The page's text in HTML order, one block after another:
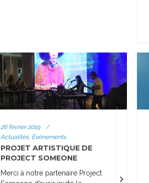
26 février 2019
/
Actualités, Événements
PROJET ARTISTIQUE DE
PROJECT SOMEONE
Merci à notre partenaire Project